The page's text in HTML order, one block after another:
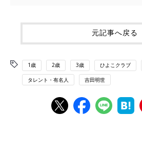
元記事へ戻る
1歳 2歳 3歳 ひよこクラブ
タレント・有名人 吉田明世